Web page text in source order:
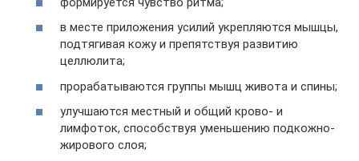
в месте приложения усилий укрепляются мышцы,
подтягивая кожу и препятствуя развитию
целлюлита;
прорабатываются группы мышц живота и спины;
улучшаются местный и общий крово- и
лимфоток, способствуя уменьшению подкожно-
жирового слоя;